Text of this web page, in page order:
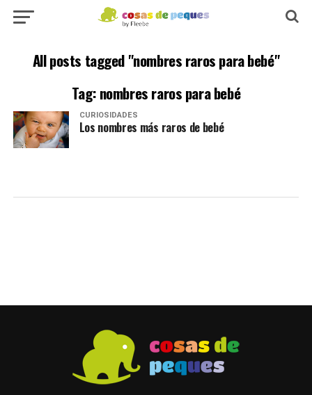
All posts tagged "nombres raros para bebé"
Tag: nombres raros para bebé
CURIOSIDADES
Los nombres más raros de bebé